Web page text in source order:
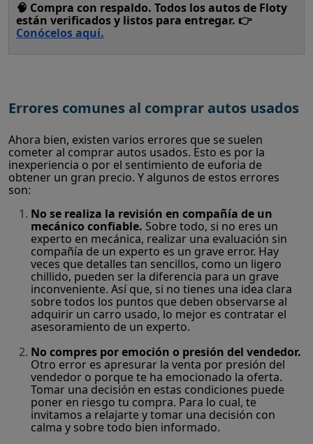
🧠 Compra con respaldo. Todos los autos de Floty
están verificados y listos para entregar. 👉
Conócelos aquí.
Errores comunes al comprar autos usados
Ahora bien, existen varios errores que se suelen
cometer al comprar autos usados. Esto es por la
inexperiencia o por el sentimiento de euforia de
obtener un gran precio. Y algunos de estos errores
son:
No se realiza la revisión en compañía de un
mecánico confiable. Sobre todo, si no eres un
experto en mecánica, realizar una evaluación sin
compañía de un experto es un grave error. Hay
veces que detalles tan sencillos, como un ligero
chillido, pueden ser la diferencia para un grave
inconveniente. Así que, si no tienes una idea clara
sobre todos los puntos que deben observarse al
adquirir un carro usado, lo mejor es contratar el
asesoramiento de un experto.
No compres por emoción o presión del vendedor.
Otro error es apresurar la venta por presión del
vendedor o porque te ha emocionado la oferta.
Tomar una decisión en estas condiciones puede
poner en riesgo tu compra. Para lo cual, te
invitamos a relajarte y tomar una decisión con
calma y sobre todo bien informado.